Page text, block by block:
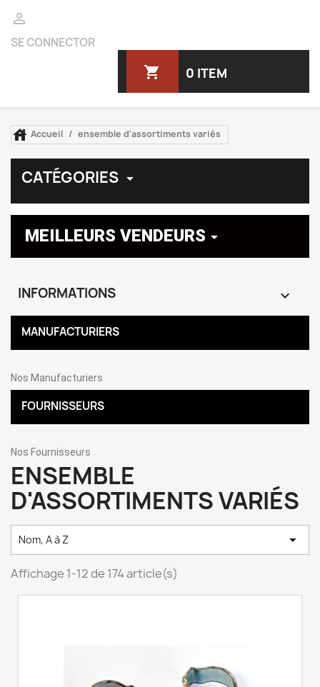

SE CONNECTOR
shopping_cart 0 ITEM
 Accueil ensemble d'assortiments variés
CATÉGORIES 
MEILLEURS VENDEURS 
INFORMATIONS 
MANUFACTURIERS
Nos Manufacturiers
FOURNISSEURS
Nos Fournisseurs
ENSEMBLE
D'ASSORTIMENTS VARIÉS
Nom, A à Z 
Affichage 1-12 de 174 article(s)